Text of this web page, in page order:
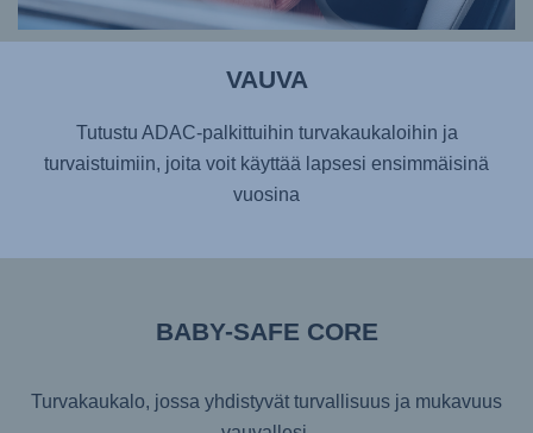
VAUVA
Tutustu ADAC-palkittuihin turvakaukaloihin ja
turvaistuimiin, joita voit käyttää lapsesi ensimmäisinä
vuosina
BABY-SAFE CORE
Turvakaukalo, jossa yhdistyvät turvallisuus ja mukavuus